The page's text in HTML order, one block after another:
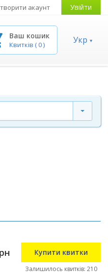
акаунт Увійти
Ваш кошик
Квитків (0) Укр
Купити квитки
Залишилось квитків: 210